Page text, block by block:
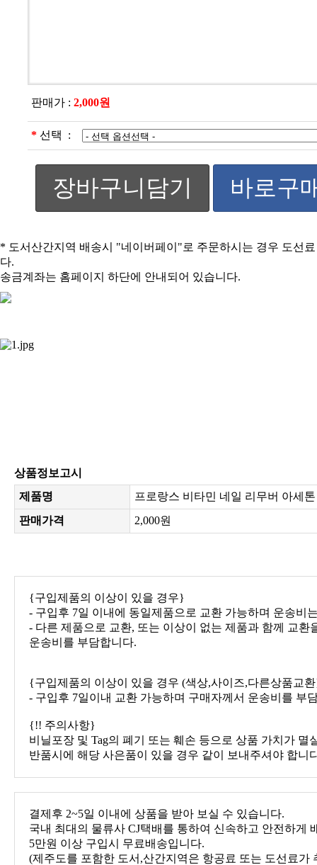
판매가 : 2,000원
* 선택 :
장바구니담기 바로구
* 도서산간지역 배송시 "네이버페이"로 주문하시는 경우 도선
다.
송금계좌는 홈페이지 하단에 안내되어 있습니다.
상품정보고시
제품명
프로랑스 비타민 네일 리무버 아세톤
판매가격
2,000원
{구입제품의 이상이 있을 경우}
- 구입후 7일 이내에 동일제품으로 교환 가능하며 운송비
운송비를 부담합니다.
{구입제품의 이상이 있을 경우 (색상,사이즈,다른상품교
- 구입후 7일이내 교환 가능하며 구매자께서 운송비를 부
{!! 주의사항}
비닐포장 및 Tag의 폐기 또는 훼손 등으로 상품 가치가 멸
반품시에 해당 사은품이 있을 경우 같이 보내주셔야 합니
결제후 2~5일 이내에 상품을 받아 보실 수 있습니다.
국내 최대의 물류사 CJ택배를 통하여 신속하고 안전하게
5만원 이상 구입시 무료배송입니다.
(제주도를 포함한 도서,산간지역은 항공료 또는 도선료가